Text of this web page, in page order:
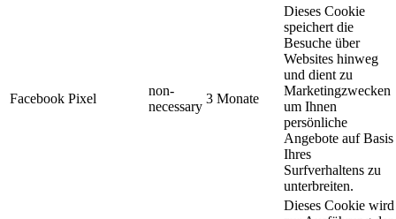
Facebook Pixel
non-
necessary
3 Monate
Dieses Cookie
speichert die
Besuche über
Websites hinweg
und dient zu
Marketingzwecken
um Ihnen
persönliche
Angebote auf Basis
Ihres
Surfverhaltens zu
unterbreiten.
Dieses Cookie wird